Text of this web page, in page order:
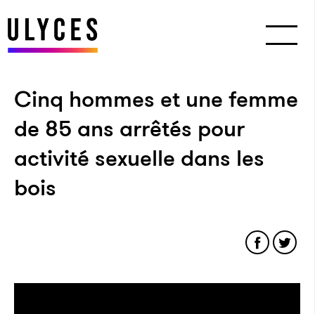
Cinq hommes et une femme
de 85 ans arrêtés pour
activité sexuelle dans les
bois